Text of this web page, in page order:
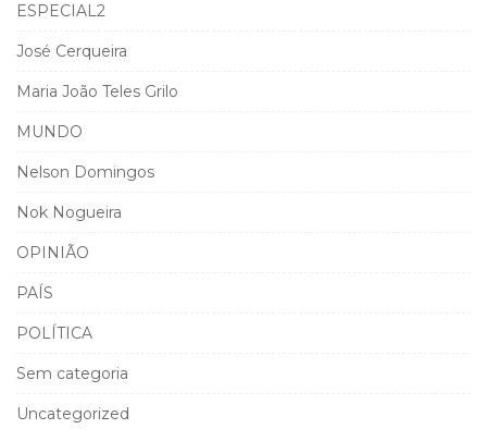
ESPECIAL2
José Cerqueira
Maria João Teles Grilo
MUNDO
Nelson Domingos
Nok Nogueira
OPINIÃO
PAÍS
POLÍTICA
Sem categoria
Uncategorized